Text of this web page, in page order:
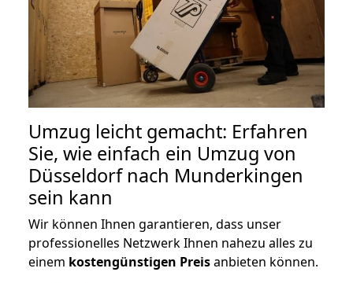
Umzug leicht gemacht: Erfahren
Sie, wie einfach ein Umzug von
Düsseldorf nach Munderkingen
sein kann
Wir können Ihnen garantieren, dass unser
professionelles Netzwerk Ihnen nahezu alles zu
einem kostengünstigen Preisanbieten können.